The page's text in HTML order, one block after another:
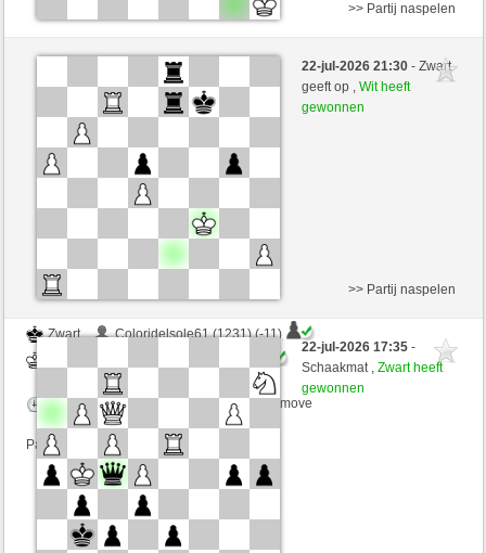
Zwart
Jasmienchen1982 (1063) (-5)
Windhang (1363) (+5)
Speelduur: 4 minutes/side + 1 seconds/move
Partij telt mee voor de ranglijst
>> Partij naspelen
22-jul-2026 21:30- Zwart
geeft op ,Wit heeft
gewonnen
Zwart
Coloridelsole61 (1231) (-11)
Speelduur: 4 minutes/side + 5 seconds/move
Partij telt mee voor de ranglijst
>> Partij naspelen
22-jul-2026 17:35-
Schaakmat ,Zwart heeft
gewonnen